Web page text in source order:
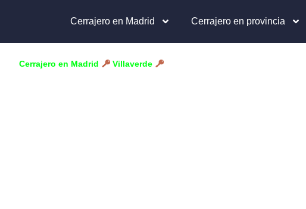
Cerrajero en Madrid Cerrajero en provincia
Cerrajero en Madrid Villaverde